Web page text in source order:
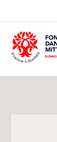
MAIN
CONTENT